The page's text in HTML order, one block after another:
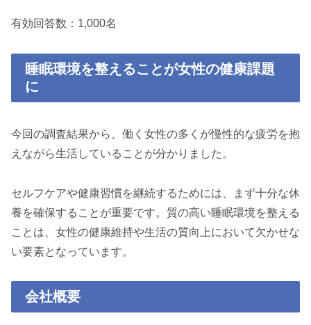
有効回答数：1,000名
睡眠環境を整えることが女性の健康課題
に
今回の調査結果から、働く女性の多くが慢性的な疲労を抱
えながら生活していることが分かりました。
セルフケアや健康習慣を継続するためには、まず十分な休
養を確保することが重要です。質の高い睡眠環境を整える
ことは、女性の健康維持や生活の質向上において欠かせな
い要素となっています。
会社概要